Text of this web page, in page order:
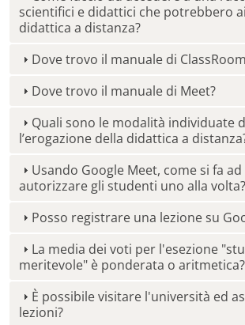
scientifici e didattici che potrebbero
didattica a distanza?
Dove trovo il manuale di
Dove trovo il manuale di Meet?
Quali sono le modalità individuate
l’erogazione della didattica a
Usando Google Meet, come si fa
autorizzare gli studenti uno alla volta?
Posso registrare una lezione su
La media dei voti per l'esezione
meritevole" è ponderata o aritmetica?
È possibile visitare l'università ed
lezioni?